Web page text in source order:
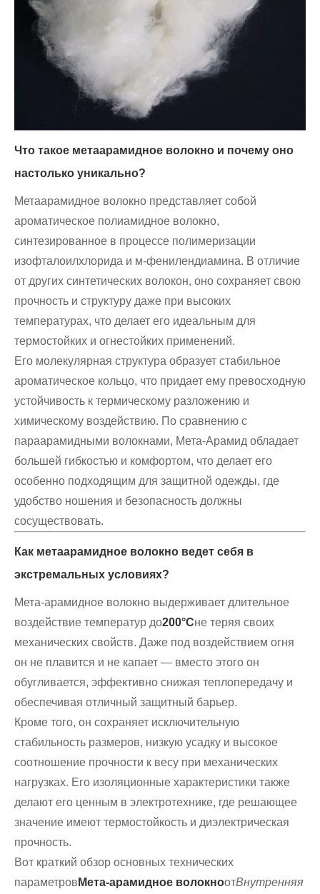
Что такое метаарамидное волокно и почему оно
настолько уникально?
Метаарамидное волокно представляет собой
ароматическое полиамидное волокно,
синтезированное в процессе полимеризации
изофталоилхлорида и м-фенилендиамина. В отличие
от других синтетических волокон, оно сохраняет свою
прочность и структуру даже при высоких
температурах, что делает его идеальным для
термостойких и огнестойких применений.
Его молекулярная структура образует стабильное
ароматическое кольцо, что придает ему превосходную
устойчивость к термическому разложению и
химическому воздействию. По сравнению с
параарамидными волокнами, Мета-Арамид обладает
большей гибкостью и комфортом, что делает его
особенно подходящим для защитной одежды, где
удобство ношения и безопасность должны
сосуществовать.
Как метаарамидное волокно ведет себя в
экстремальных условиях?
Мета-арамидное волокно выдерживает длительное
воздействие температур до200°Сне теряя своих
механических свойств. Даже под воздействием огня
он не плавится и не капает — вместо этого он
обугливается, эффективно снижая теплопередачу и
обеспечивая отличный защитный барьер.
Кроме того, он сохраняет исключительную
стабильность размеров, низкую усадку и высокое
соотношение прочности к весу при механических
нагрузках. Его изоляционные характеристики также
делают его ценным в электротехнике, где решающее
значение имеют термостойкость и диэлектрическая
прочность.
Вот краткий обзор основных технических
параметров Мета-арамидное волокноотВнутренняя